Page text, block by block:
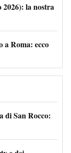
2026): la nostra
a Roma: ecco
di San Rocco: